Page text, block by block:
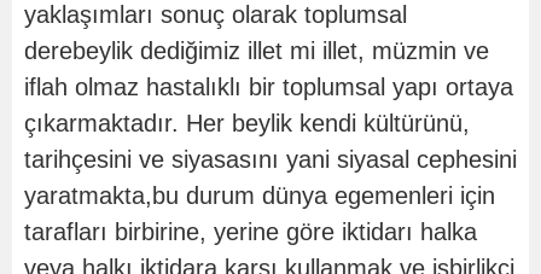
yaklaşımları sonuç olarak toplumsal
derebeylik dediğimiz illet mi illet, müzmin ve
iflah olmaz hastalıklı bir toplumsal yapı ortaya
çıkarmaktadır. Her beylik kendi kültürünü,
tarihçesini ve siyasasını yani siyasal cephesini
yaratmakta,bu durum dünya egemenleri için
tarafları birbirine, yerine göre iktidarı halka
veya halkı iktidara karşı kullanmak ve işbirlikçi